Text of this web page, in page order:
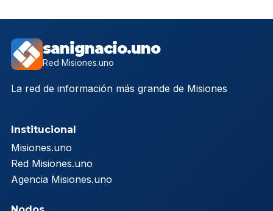
sanignacio.uno
Red Misiones.uno
La red de información más grande de Misiones
Institucional
Misiones.uno
Red Misiones.uno
Agencia Misiones.uno